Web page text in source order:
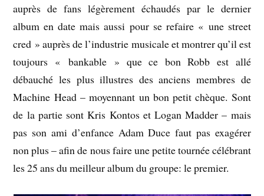
auprès de fans légèrement échaudés par le dernier
album en date mais aussi pour se refaire « une street
cred » auprès de l’industrie musicale et montrer qu’il est
toujours « bankable » que ce bon Robb est allé
débauché les plus illustres des anciens membres de
Machine Head – moyennant un bon petit chèque. Sont
de la partie sont Kris Kontos et Logan Madder – mais
pas son ami d’enfance Adam Duce faut pas exagérer
non plus – afin de nous faire une petite tournée célébrant
les 25 ans du meilleur album du groupe: le premier.